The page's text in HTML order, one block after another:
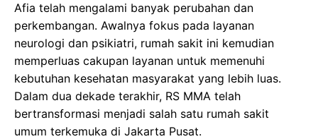
Afia telah mengalami banyak perubahan dan
perkembangan. Awalnya fokus pada layanan
neurologi dan psikiatri, rumah sakit ini kemudian
memperluas cakupan layanan untuk memenuhi
kebutuhan kesehatan masyarakat yang lebih luas.
Dalam dua dekade terakhir, RS MMA telah
bertransformasi menjadi salah satu rumah sakit
umum terkemuka di Jakarta Pusat.